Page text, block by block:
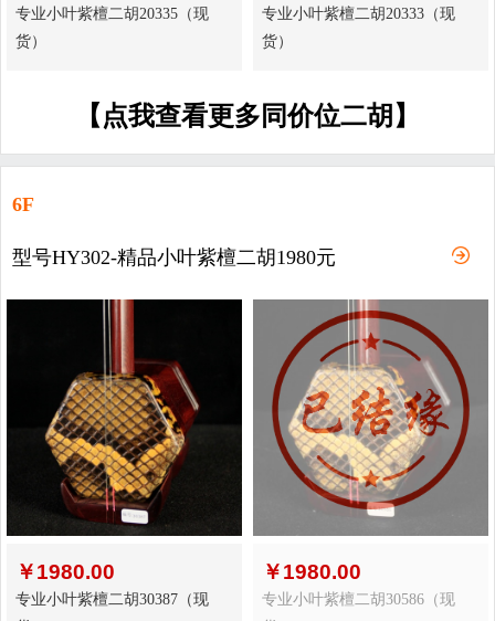
专业小叶紫檀二胡20335（现
货）
专业小叶紫檀二胡20333（现
货）
【点我查看更多同价位二胡】
6F
型号HY302-精品小叶紫檀二胡1980元
￥1980.00
专业小叶紫檀二胡30387（现
￥1980.00
专业小叶紫檀二胡30586（现